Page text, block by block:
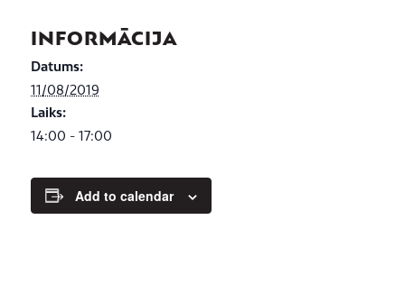
INFORMĀCIJA
Datums:
11/08/2019
Laiks:
14:00 - 17:00
Add to calendar